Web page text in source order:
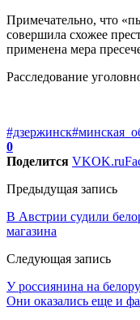
Примечательно, что
совершила схожее
применена мера
Расследование
#дзержинск
0
Поделится VKOK.ru
Предыдущая запись
В Австрии судили
магазина
Следующая запись
У россиянина на
Они оказались еще и